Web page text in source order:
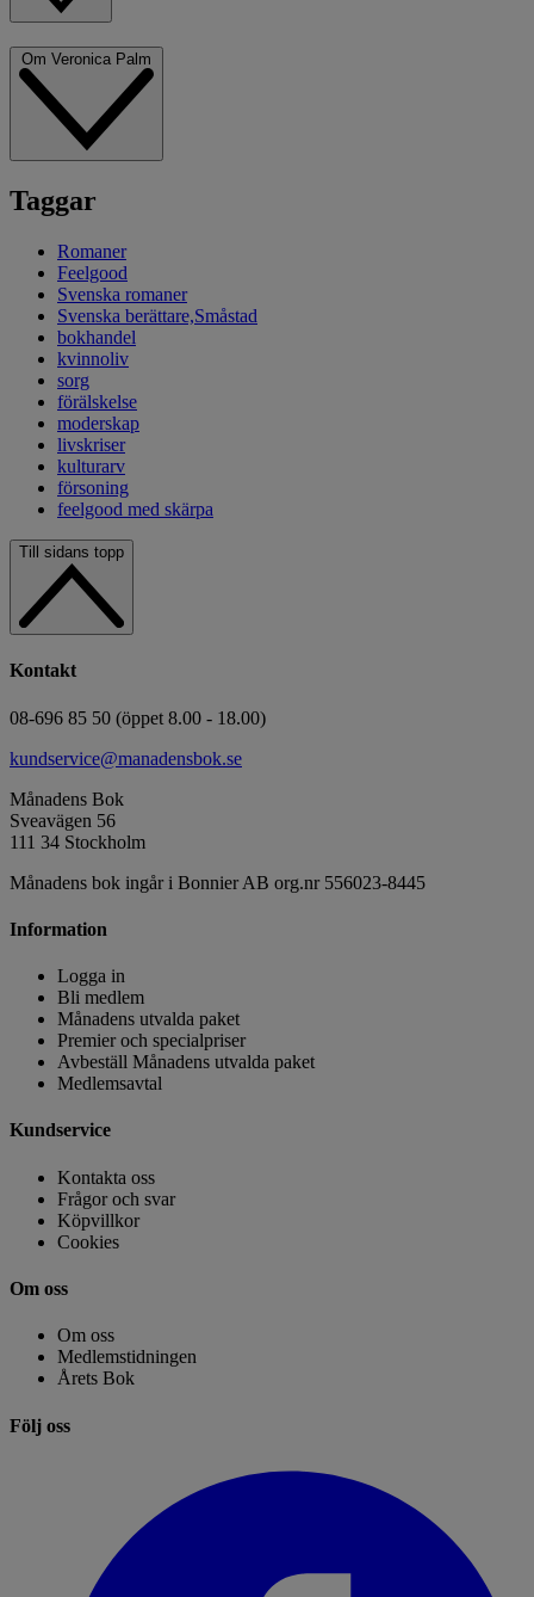
Taggar
Romaner
Feelgood
Svenska romaner
Svenska berättare,Småstad
bokhandel
kvinnoliv
sorg
förälskelse
moderskap
livskriser
kulturarv
försoning
feelgood med skärpa
Till sidans topp
Kontakt
08-696 85 50 (öppet 8.00 - 18.00)
kundservice@manadensbok.se
Månadens Bok
Sveavägen 56
111 34 Stockholm
Månadens bok ingår i Bonnier AB org.nr 556023-8445
Information
Logga in
Bli medlem
Månadens utvalda paket
Premier och specialpriser
Avbeställ Månadens utvalda paket
Medlemsavtal
Kundservice
Kontakta oss
Frågor och svar
Köpvillkor
Cookies
Om oss
Om oss
Medlemstidningen
Årets Bok
Följ oss